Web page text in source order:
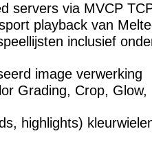
servers via MVCP
playback van
inclusief
image verwerking
Grading, Crop,
highlights)